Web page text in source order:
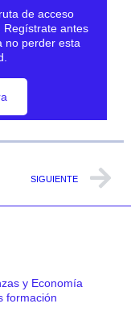
de acceso
Regístrate antes
no perder esta
SIGUIENTE
y Economía
formación